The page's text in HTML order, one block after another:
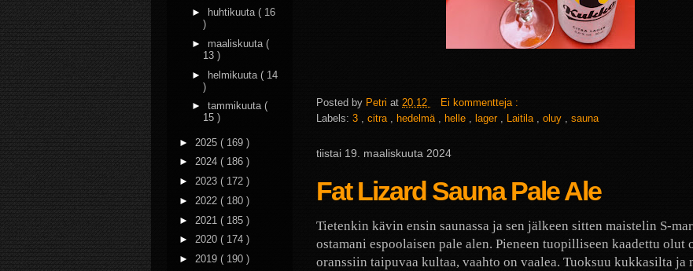
Posted by Petri at 20.12
Ei kommentteja :
Labels: 3 citra hedelmä helle lager Laitila oluy sauna
tiistai 19. maaliskuuta 2024
Fat Lizard Sauna Pale Ale
Tietenkin kävin ensin saunassa ja sen jälkeen sitten maistelin S-
ostamani espoolaisen pale alen. Pieneen tuopilliseen kaadettu olut
oranssiin taipuvaa kultaa, vaahto on vaalea. Tuoksuu kukkasilta ja
►
huhtikuuta ( 16
)
► maaliskuuta (
13 )
► helmikuuta ( 14
)
► tammikuuta (
15 )
► 2025 ( 169 )
► 2024 ( 186 )
► 2023 ( 172 )
► 2022 ( 180 )
► 2021 ( 185 )
► 2020 ( 174 )
► 2019 ( 190 )